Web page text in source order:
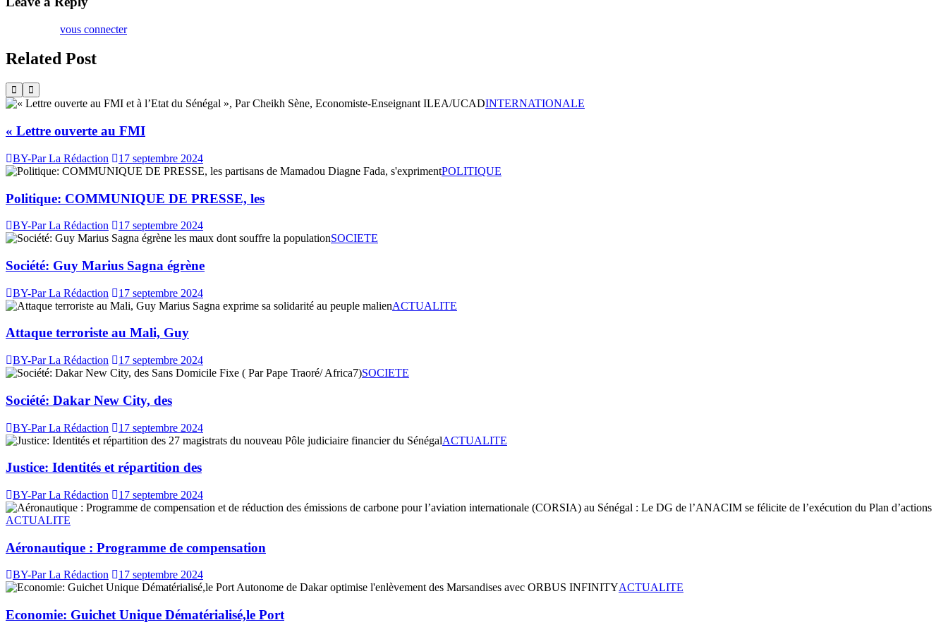
vous connecterpour publier un commentaire.
Related Post
INTERNATIONALE
« Lettre ouverte au FMI
BY-Par La Rédaction
17 septembre 2024
POLITIQUE
Politique: COMMUNIQUE DE PRESSE, les
BY-Par La Rédaction
17 septembre 2024
SOCIETE
Société: Guy Marius Sagna égrène
BY-Par La Rédaction
17 septembre 2024
ACTUALITE
Attaque terroriste au Mali, Guy
BY-Par La Rédaction
17 septembre 2024
SOCIETE
Société: Dakar New City, des
BY-Par La Rédaction
17 septembre 2024
ACTUALITE
Justice: Identités et répartition des
BY-Par La Rédaction 17 septembre 2024
ACTUALITE
Aéronautique : Programme de compensation
BY-Par La Rédaction
17 septembre 2024
ACTUALITE
Economie: Guichet Unique Dématérialisé,le Port